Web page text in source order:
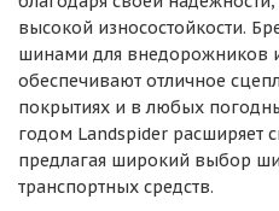
высокой износостойкости.
шинами для внедорожников
обеспечивают отличное
покрытиях и в любых
годом Landspider расширяет
предлагая широкий выбор
транспортных средств.